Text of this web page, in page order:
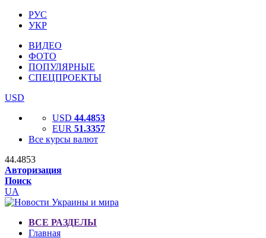
РУС
УКР
ВИДЕО
ФОТО
ПОПУЛЯРНЫЕ
СПЕЦПРОЕКТЫ
USD
USD 44.4853
EUR 51.3357
Все курсы валют
44.4853
Авторизация
Поиск
UA
ВСЕ РАЗДЕЛЫ
Главная